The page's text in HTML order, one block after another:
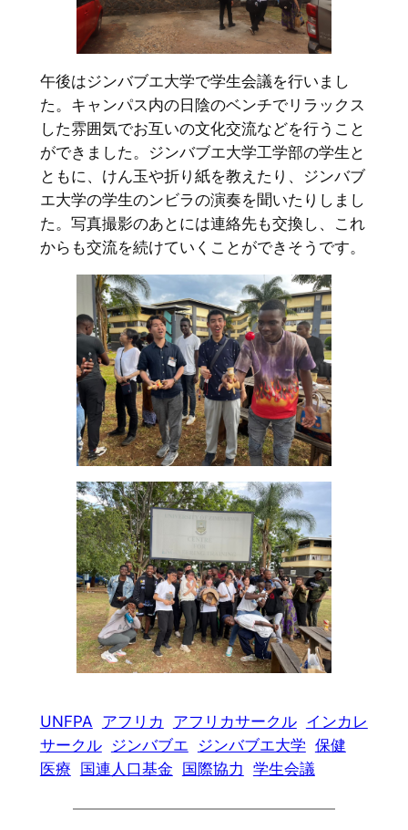
午後はジンバブエ大学で学生会議を行いまし
た。キャンパス内の日陰のベンチでリラックス
した雰囲気でお互いの文化交流などを行うこと
ができました。ジンバブエ大学工学部の学生と
ともに、けん玉や折り紙を教えたり、ジンバブ
エ大学の学生のンビラの演奏を聞いたりしまし
た。写真撮影のあとには連絡先も交換し、これ
からも交流を続けていくことができそうです。
UNFPA アフリカ アフリカサークル インカレ
サークル
ジンバブエ ジンバブエ大学 保健
医療 国連人口基金 国際協力 学生会議